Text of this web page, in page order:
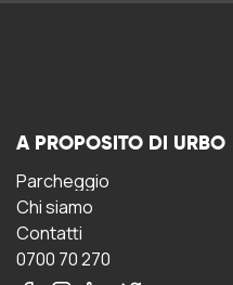
A PROPOSITO DI URBO
Parcheggio
Chi siamo
Contatti
0700 70 270